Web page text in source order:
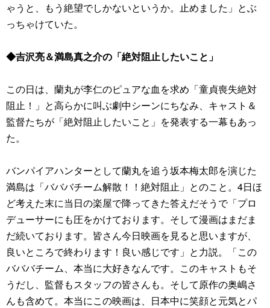
ゃうと、もう絶望でしかないというか。止めました」とぶ
っちゃけていた。
◆吉沢亮＆満島真之介の「絶対阻止したいこと」
この日は、蘭丸が李仁のピュアな血を求め「童貞喪失絶対
阻止！」と高らかに叫ぶ劇中シーンにちなみ、キャスト＆
監督たちが「絶対阻止したいこと」を発表する一幕もあっ
た。
バンパイアハンターとして蘭丸を追う坂本梅太郎を演じた
満島は「バババチーム解散！！絶対阻止」とのこと。4日ほ
ど考えた末に当日の楽屋で降ってきた答えだそうで「プロ
デューサーにも圧をかけております。そして漫画はまだま
だ続いております。皆さん今日映画を見ると思いますが、
良いところで終わります！良い感じです」と力説。「この
バババチーム、本当に大好きなんです。このキャストもそ
うだし、監督もスタッフの皆さんも。そして原作の奥嶋さ
んも含めて。本当にこの映画は、日本中に笑顔と元気とパ